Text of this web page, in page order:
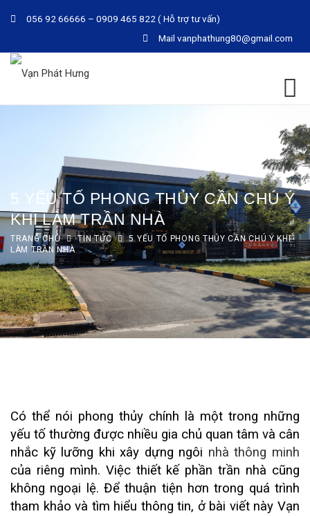
056 92 66666 – 0909 465 822 ( Hỗ trợ tư vấn)
Mail vanphathung80@gmail.com
5 YẾU TỐ PHONG THỦY CẦN CHÚ Ý
KHI LÀM TRẦN NHÀ
TRANG CHỦ TIN TỨC
5 YẾU TỐ PHONG THỦY CẦN CHÚ Ý KHI
LÀM TRẦN NHÀ
Có thể nói phong thủy chính là một trong những
yếu tố thường được nhiều gia chủ quan tâm và cân
nhắc kỹ lưỡng khi xây dựng ngôi nhà thông minh
của riêng mình. Việc thiết kế phần trần nhà cũng
không ngoại lệ. Để thuận tiện hơn trong quá trình
tham khảo và tìm hiểu thông tin, ở bài viết này Vạn